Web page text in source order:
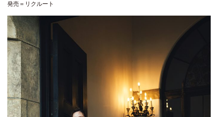
発売＝リクルート